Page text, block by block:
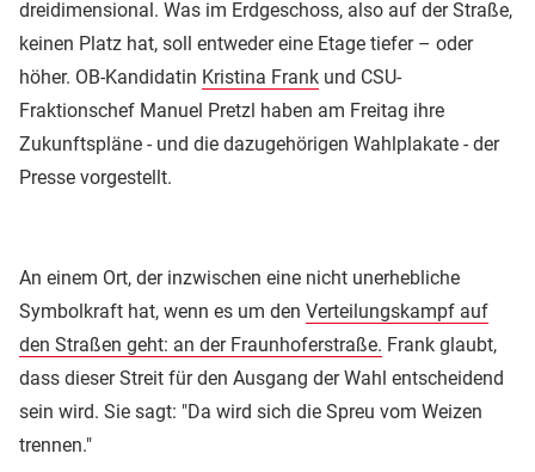
dreidimensional. Was im Erdgeschoss, also auf der Straße,
keinen Platz hat, soll entweder eine Etage tiefer – oder
höher. OB-Kandidatin Kristina Frank und CSU-
Fraktionschef Manuel Pretzl haben am Freitag ihre
Zukunftspläne - und die dazugehörigen Wahlplakate - der
Presse vorgestellt.
An einem Ort, der inzwischen eine nicht unerhebliche
Symbolkraft hat, wenn es um den Verteilungskampf auf
den Straßen geht: an der Fraunhoferstraße. Frank glaubt,
dass dieser Streit für den Ausgang der Wahl entscheidend
sein wird. Sie sagt: "Da wird sich die Spreu vom Weizen
trennen."